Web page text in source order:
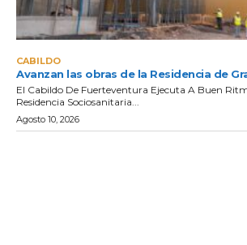
CABILDO
Avanzan las obras de la Residencia de
El Cabildo De Fuerteventura Ejecuta A Buen
Residencia Sociosanitaria...
Agosto 10, 2026